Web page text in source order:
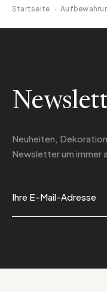
Startseite ·
Neuheiten,
Newsletterum immer